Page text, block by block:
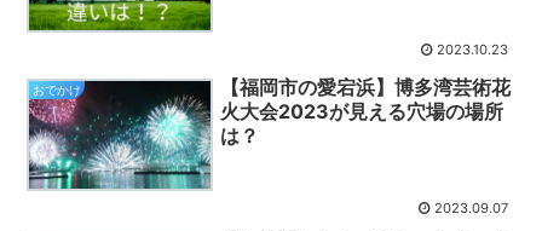
2023.10.23
おでかけ
【福岡市の愛宕浜】博多湾芸術花
火大会2023が見える穴場の場所
は？
2023.09.07